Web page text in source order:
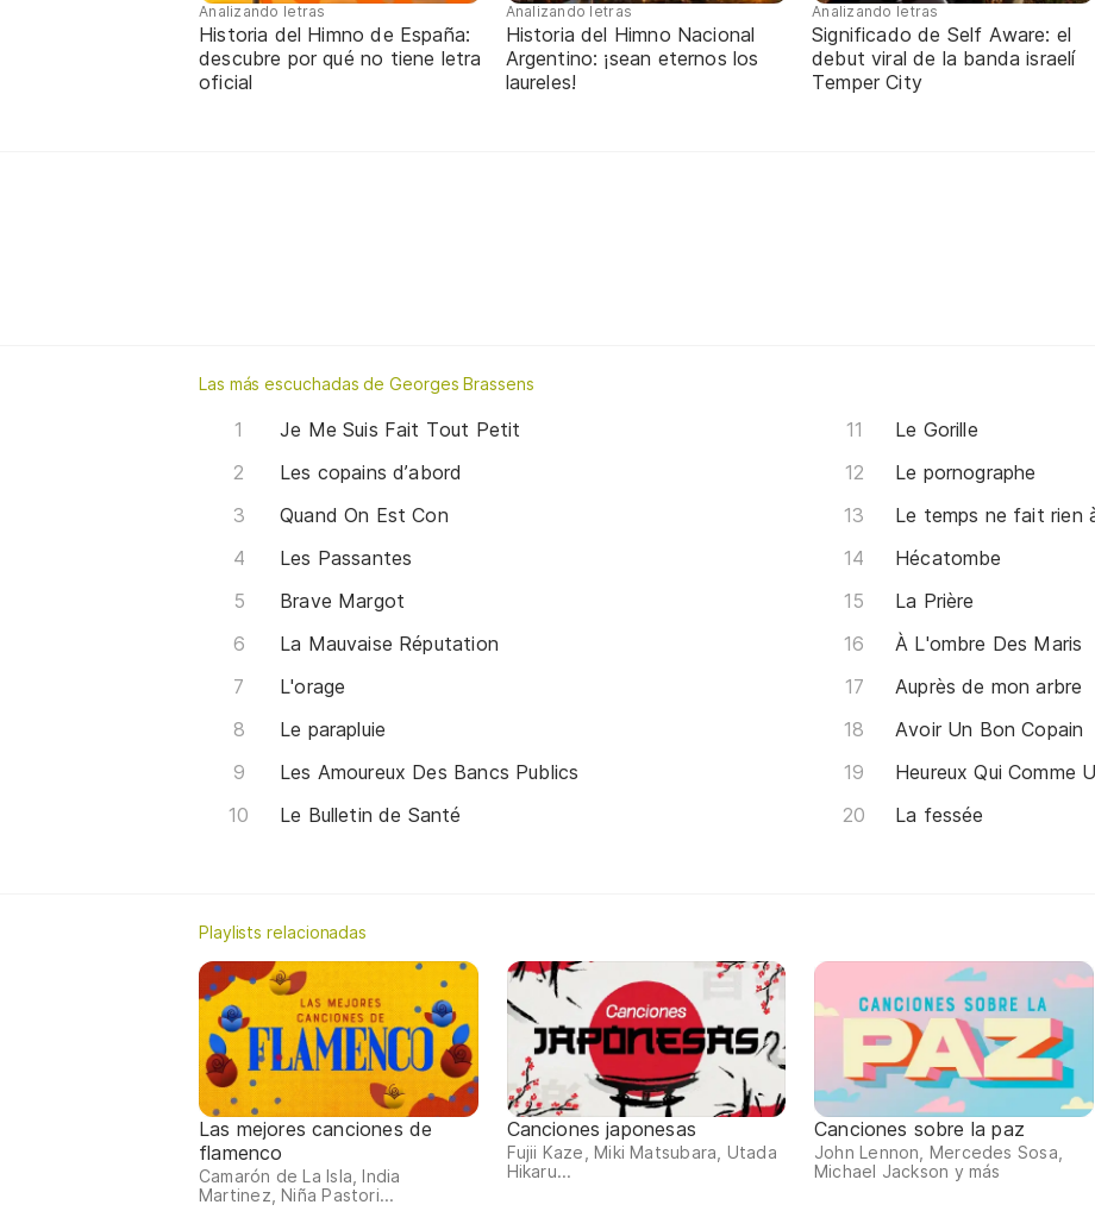
Analizando letras
Historia del Himno de España:
descubre por qué no tiene letra
oficial
Analizando letras
Historia del Himno Nacional
Argentino: ¡sean eternos los
laureles!
Analizando letras
Significado de Self Aware: el
debut viral de la banda israelí
Temper City
Las más escuchadas de Georges Brassens
Je Me Suis Fait Tout Petit
Les copains d’abord
Quand On Est Con
Les Passantes
Brave Margot
La Mauvaise Réputation
L'orage
Le parapluie
Les Amoureux Des Bancs Publics
Le Bulletin de Santé
Le Gorille
Le pornographe
Le temps ne fait rien
Hécatombe
La Prière
À L'ombre Des Maris
Auprès de mon arbre
Avoir Un Bon Copain
Heureux Qui Comme
La fessée
Playlists relacionadas
Las mejores canciones de
flamenco
Camarón de La Isla, India
Martinez, Niña Pastori...
Canciones japonesas
Fujii Kaze, Miki Matsubara, Utada
Hikaru...
Canciones sobre la paz
John Lennon, Mercedes Sosa,
Michael Jackson y más